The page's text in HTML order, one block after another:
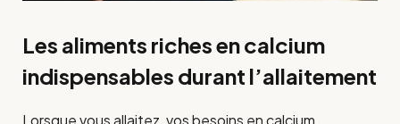
Les aliments riches en calcium
indispensables durant l’allaitement
Lorsque vous allaitez, vos besoins en calcium